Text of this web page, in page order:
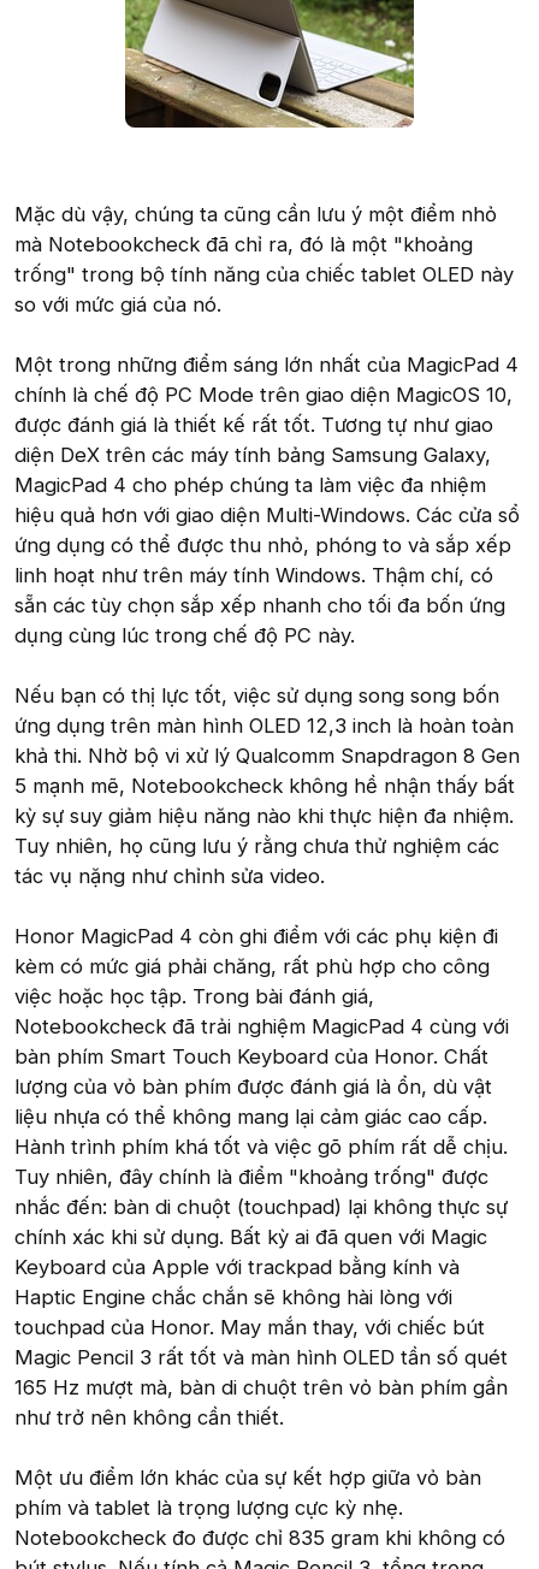
Mặc dù vậy, chúng ta cũng cần lưu ý một điểm nhỏ
mà Notebookcheck đã chỉ ra, đó là một "khoảng
trống" trong bộ tính năng của chiếc tablet OLED này
so với mức giá của nó.
Một trong những điểm sáng lớn nhất của MagicPad 4
chính là chế độ PC Mode trên giao diện MagicOS 10,
được đánh giá là thiết kế rất tốt. Tương tự như giao
diện DeX trên các máy tính bảng Samsung Galaxy,
MagicPad 4 cho phép chúng ta làm việc đa nhiệm
hiệu quả hơn với giao diện Multi-Windows. Các cửa sổ
ứng dụng có thể được thu nhỏ, phóng to và sắp xếp
linh hoạt như trên máy tính Windows. Thậm chí, có
sẵn các tùy chọn sắp xếp nhanh cho tối đa bốn ứng
dụng cùng lúc trong chế độ PC này.
Nếu bạn có thị lực tốt, việc sử dụng song song bốn
ứng dụng trên màn hình OLED 12,3 inch là hoàn toàn
khả thi. Nhờ bộ vi xử lý Qualcomm Snapdragon 8 Gen
5 mạnh mẽ, Notebookcheck không hề nhận thấy bất
kỳ sự suy giảm hiệu năng nào khi thực hiện đa nhiệm.
Tuy nhiên, họ cũng lưu ý rằng chưa thử nghiệm các
tác vụ nặng như chỉnh sửa video.
Honor MagicPad 4 còn ghi điểm với các phụ kiện đi
kèm có mức giá phải chăng, rất phù hợp cho công
việc hoặc học tập. Trong bài đánh giá,
Notebookcheck đã trải nghiệm MagicPad 4 cùng với
bàn phím Smart Touch Keyboard của Honor. Chất
lượng của vỏ bàn phím được đánh giá là ổn, dù vật
liệu nhựa có thể không mang lại cảm giác cao cấp.
Hành trình phím khá tốt và việc gõ phím rất dễ chịu.
Tuy nhiên, đây chính là điểm "khoảng trống" được
nhắc đến: bàn di chuột (touchpad) lại không thực sự
chính xác khi sử dụng. Bất kỳ ai đã quen với Magic
Keyboard của Apple với trackpad bằng kính và
Haptic Engine chắc chắn sẽ không hài lòng với
touchpad của Honor. May mắn thay, với chiếc bút
Magic Pencil 3 rất tốt và màn hình OLED tần số quét
165 Hz mượt mà, bàn di chuột trên vỏ bàn phím gần
như trở nên không cần thiết.
Một ưu điểm lớn khác của sự kết hợp giữa vỏ bàn
phím và tablet là trọng lượng cực kỳ nhẹ.
Notebookcheck đo được chỉ 835 gram khi không có